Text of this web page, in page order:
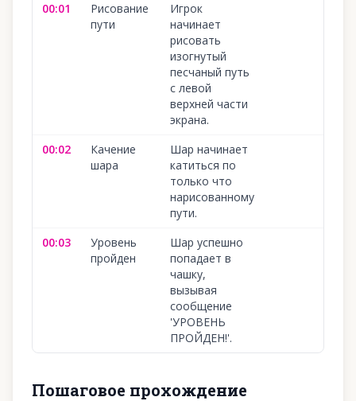
00:01
Рисование
пути
Игрок
начинает
рисовать
изогнутый
песчаный путь
с левой
верхней части
экрана.
00:02
Качение
шара
Шар начинает
катиться по
только что
нарисованному
пути.
00:03
Уровень
пройден
Шар успешно
попадает в
чашку,
вызывая
сообщение
'УРОВЕНЬ
ПРОЙДЕН!'.
Пошаговое прохождение